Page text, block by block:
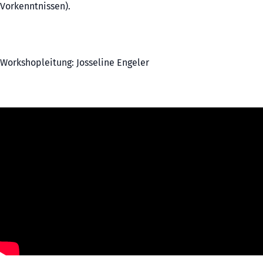
Vorkenntnissen).
Workshopleitung: Josseline Engeler